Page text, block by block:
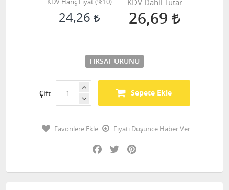
24,26
KDV Dahil Tutar
26,69
FIRSAT ÜRÜNÜ
Çift : Sepete Ekle
Favorilere Ekle
Fiyatı Düşünce Haber Ver
Facebook
Twitter